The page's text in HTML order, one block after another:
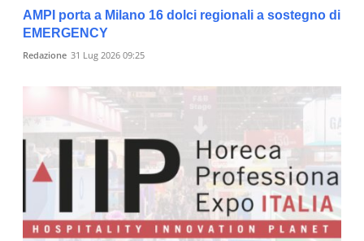
AMPI porta a Milano 16 dolci regionali a sostegno di
EMERGENCY
Redazione 31 Lug 2026 09:25